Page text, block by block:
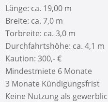
Länge: ca. 19,00 m
Breite: ca. 7,0 m
Torbreite: ca. 3,0 m
Durchfahrtshöhe: ca. 4,1 m
Kaution: 300,- €
Mindestmiete 6 Monate
3 Monate Kündigungsfrist
Keine Nutzung als